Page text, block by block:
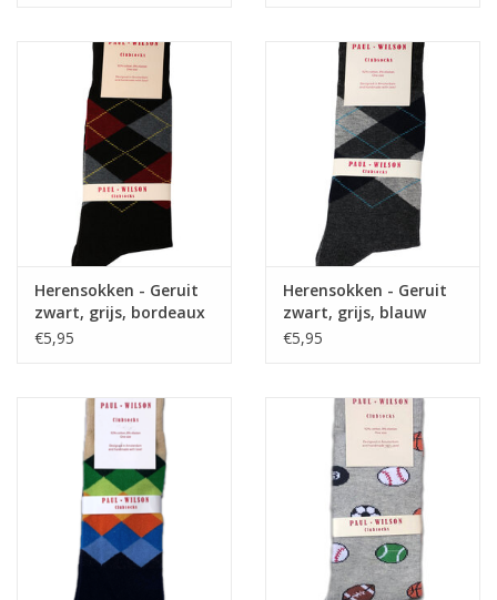
Herensokken - Geruit
zwart, grijs, bordeaux
€5,95
Herensokken - Geruit
zwart, grijs, blauw
€5,95